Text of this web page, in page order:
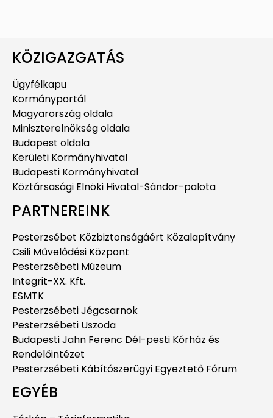
KÖZIGAZGATÁS
Ügyfélkapu
Kormányportál
Magyarország oldala
Miniszterelnökség oldala
Budapest oldala
Kerületi Kormányhivatal
Budapesti Kormányhivatal
Köztársasági Elnöki Hivatal-Sándor-palota
PARTNEREINK
Pesterzsébet Közbiztonságáért Közalapítvány
Csili Művelődési Központ
Pesterzsébeti Múzeum
Integrit-XX. Kft.
ESMTK
Pesterzsébeti Jégcsarnok
Pesterzsébeti Uszoda
Budapesti Jahn Ferenc Dél-pesti Kórház és
Rendelőintézet
Pesterzsébeti Kábítószerügyi Egyeztető Fórum
EGYÉB